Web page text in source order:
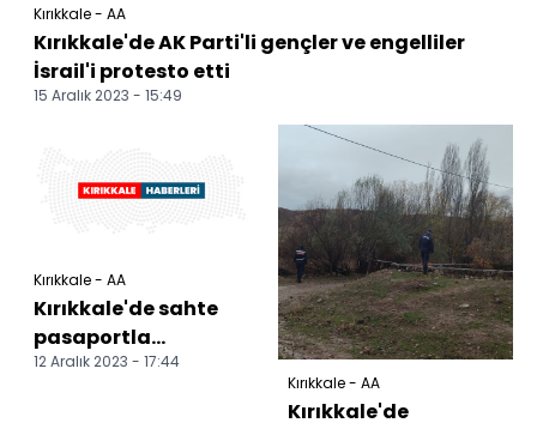
Kırıkkale - AA
Kırıkkale'de AK Parti'li gençler ve engelliler
İsrail'i protesto etti
15 Aralık 2023 - 15:49
Kırıkkale - AA
Kırıkkale'de sahte
pasaportla
yakalanan yabancı
12 Aralık 2023 - 17:44
Kırıkkale - AA
Kırıkkale'de